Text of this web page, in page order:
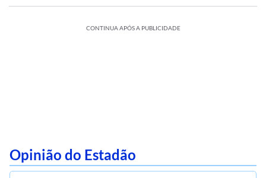
CONTINUA APÓS A PUBLICIDADE
Opinião do Estadão